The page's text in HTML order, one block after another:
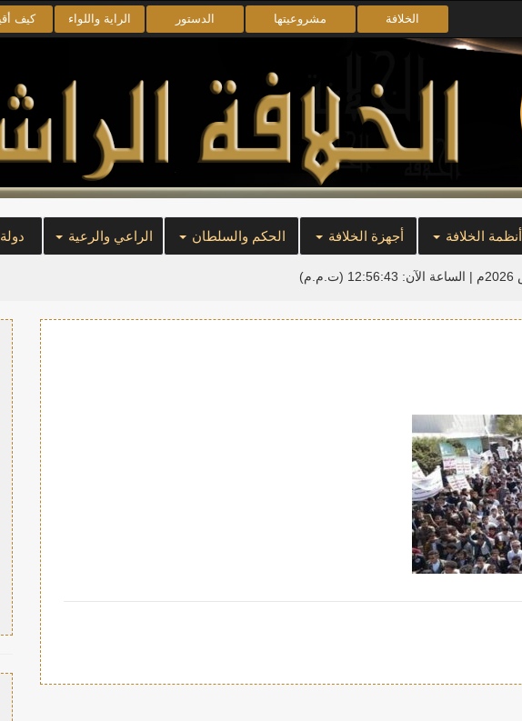
الخلافة مشروعيتها الدستور الراية واللواء كيف
أنظمة الخلافة أجهزة الخلافة الحكم والسلطان الراعي والرعية
الساعة الآن: 12:56:43 (ت.م.م)